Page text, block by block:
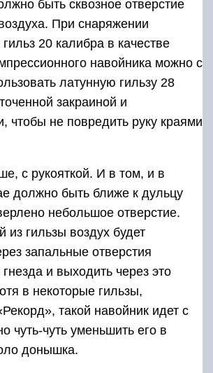
быть сквозное отверстие
При снаряжении
20 калибра в качестве
навойника можно с
латунную гильзу 28
закраиной и
чтобы не повредить руку краями
с рукояткой. И в том, и в
должно быть ближе к дульцу
небольшое отверстие.
из гильзы воздух будет
запальные отверстия
и выходить через это
в некоторые гильзы,
такой навойник идет с
чуть-чуть уменьшить его в
донышка.